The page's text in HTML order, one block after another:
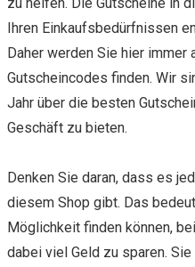
Ihren Einkaufsbedürfnissen
Daher werden Sie hier immer
Gutscheincodes finden. Wir
Jahr über die besten
Geschäft zu bieten.
Denken Sie daran, dass es
diesem Shop gibt. Das
Möglichkeit finden können,
dabei viel Geld zu sparen.